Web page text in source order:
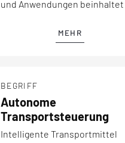
und Anwendungen beinhaltet
MEHR
BEGRIFF
Autonome
Transportsteuerung
Intelligente Transportmittel